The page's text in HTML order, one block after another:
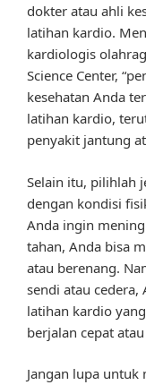
dokter atau ahli
latihan kardio.
kardiologis
Science Center,
kesehatan Anda
latihan kardio,
penyakit jantung
Selain itu, pilihlah
dengan kondisi
Anda ingin
tahan, Anda bisa
atau berenang.
sendi atau
latihan kardio
berjalan cepat
Jangan lupa